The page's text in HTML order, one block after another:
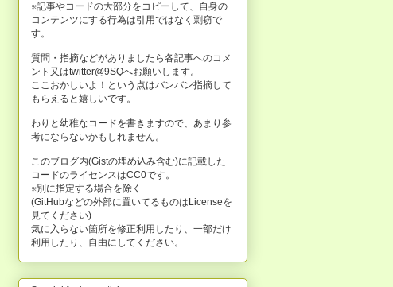
※記事やコードの大部分をコピーして、自身の
コンテンツにする行為は引用ではなく剽窃で
す。
質問・指摘などがありましたら各記事へのコメ
ント又はtwitter@9SQへお願いします。
ここおかしいよ！という点はバンバン指摘して
もらえると嬉しいです。
わりと幼稚なコードを書きますので、あまり参
考にならないかもしれません。
このブログ内(Gistの埋め込み含む)に記載した
コードのライセンスはCC0です。
※別に指定する場合を除く
(GitHubなどの外部に置いてるものはLicenseを
見てください)
気に入らない箇所を修正利用したり、一部だけ
利用したり、自由にしてください。